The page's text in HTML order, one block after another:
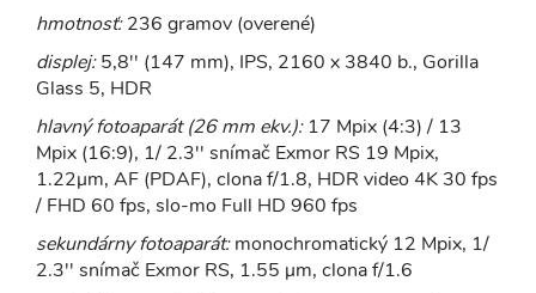
hmotnosť:236 gramov (overené)
displej:5,8'' (147 mm), IPS, 2160 x 3840 b., Gorilla
Glass 5, HDR
hlavný fotoaparát (26 mm ekv.):17 Mpix (4:3) / 13
Mpix (16:9), 1/ 2.3'' snímač Exmor RS 19 Mpix,
1.22μm, AF (PDAF), clona f/1.8, HDR video 4K 30 fps
/ FHD 60 fps, slo-mo Full HD 960 fps
sekundárny fotoaparát:monochromatický 12 Mpix, 1/
2.3'' snímač Exmor RS, 1.55 μm, clona f/1.6